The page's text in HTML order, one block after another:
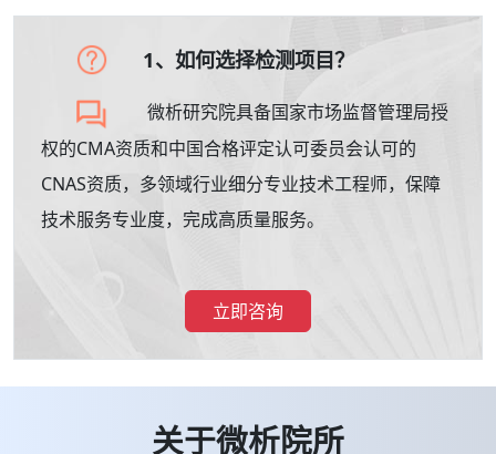
1、如何选择检测项目？
微析研究院具备国家市场监督管理局授
权的CMA资质和中国合格评定认可委员会认可的
CNAS资质，多领域行业细分专业技术工程师，保障
技术服务专业度，完成高质量服务。
立即咨询
关于微析院所